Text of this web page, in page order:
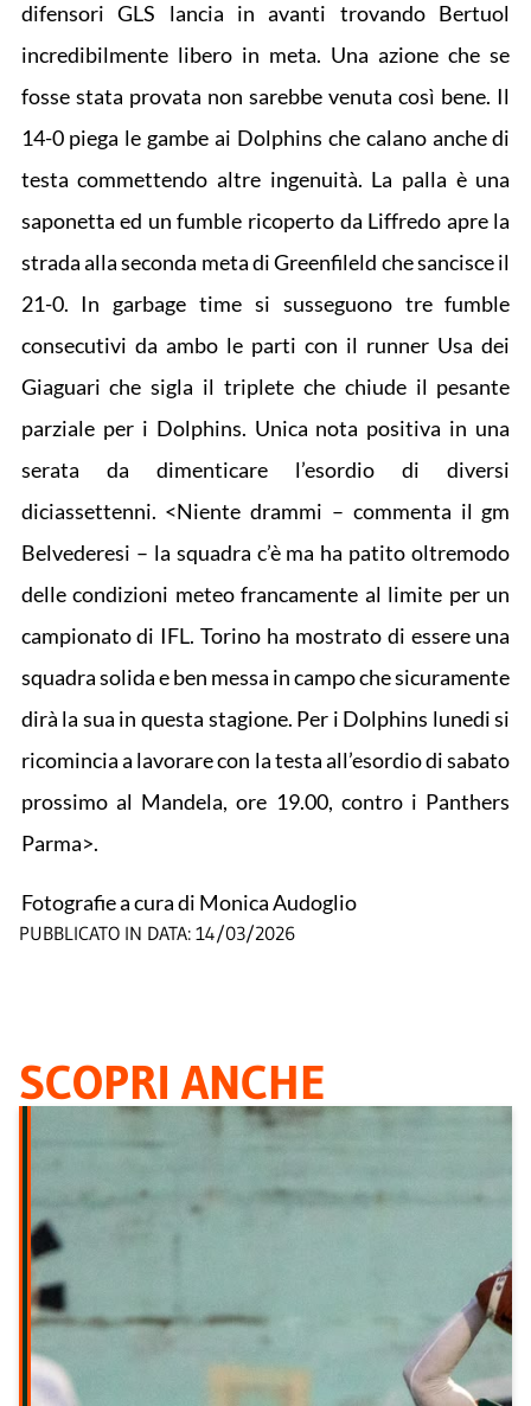
difensori GLS lancia in avanti trovando Bertuol
incredibilmente libero in meta. Una azione che se
fosse stata provata non sarebbe venuta così bene. Il
14-0 piega le gambe ai Dolphins che calano anche di
testa commettendo altre ingenuità. La palla è una
saponetta ed un fumble ricoperto da Liffredo apre la
strada alla seconda meta di Greenfileld che sancisce il
21-0. In garbage time si susseguono tre fumble
consecutivi da ambo le parti con il runner Usa dei
Giaguari che sigla il triplete che chiude il pesante
parziale per i Dolphins. Unica nota positiva in una
serata da dimenticare l’esordio di diversi
diciassettenni. <Niente drammi – commenta il gm
Belvederesi – la squadra c’è ma ha patito oltremodo
delle condizioni meteo francamente al limite per un
campionato di IFL. Torino ha mostrato di essere una
squadra solida e ben messa in campo che sicuramente
dirà la sua in questa stagione. Per i Dolphins lunedi si
ricomincia a lavorare con la testa all’esordio di sabato
prossimo al Mandela, ore 19.00, contro i Panthers
Parma>.
Fotografie a cura di Monica Audoglio
PUBBLICATO IN DATA: 14/03/2026
SCOPRI ANCHE